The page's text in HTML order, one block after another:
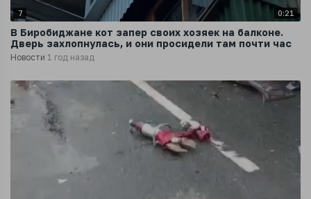
7 0:21
В Биробиджане кот запер своих хозяек на балконе.
Дверь захлопнулась, и они просидели там почти час
Новости 1 год назад